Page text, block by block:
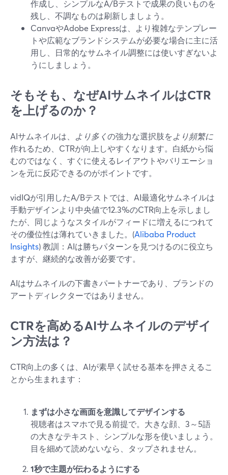
作成し、シンプルなA/Bテストで成果の良いものを
残し、不調なものは刷新しましょう。
CanvaやAdobe Expressは、より複雑なテンプレー
トや広範なブランドシステムが必要な場合に主に活
用し、日常的なサムネイル調整には使いすぎないよ
うにしましょう。
そもそも、なぜAIサムネイルはCTR
を上げるのか？
AIサムネイルは、 より多くの強力な選択肢をより頻繁に
作れるため、CTRが向上しやすくなります。白紙から悩
むのではなく、すぐに使えるレイアウトやバリエーショ
ンを元に反応できるのがポイントです。
vidIQが引用したA/Bテストでは、AI最適化サムネイルは
手動デザインより中央値で12.3%のCTR向上を示しまし
たが、同じようなスタイルがフィードに増えるにつれて
その優位性は薄れていきました。(Alibaba Product
Insights) 教訓：AIは勝ちパターンを見つけるのに役立ち
ますが、継続的な改善が必要です。
AIはサムネイルの下書きパートナーであり、ブランドの
アートディレクターではありません。
CTRを高めるAIサムネイルのデザイ
ン方法は？
CTR向上の多くは、AIが素早く試せる基本を押さえるこ
とから生まれます：
まずは小さな画面を意識してデザインする
視聴者はスマホで見る前提で。大きな顔、3～5語
の大きなテキスト、シンプルな形を使いましょう。
目を細めて読めないなら、タップされません。
1秒で主題が伝わるようにする